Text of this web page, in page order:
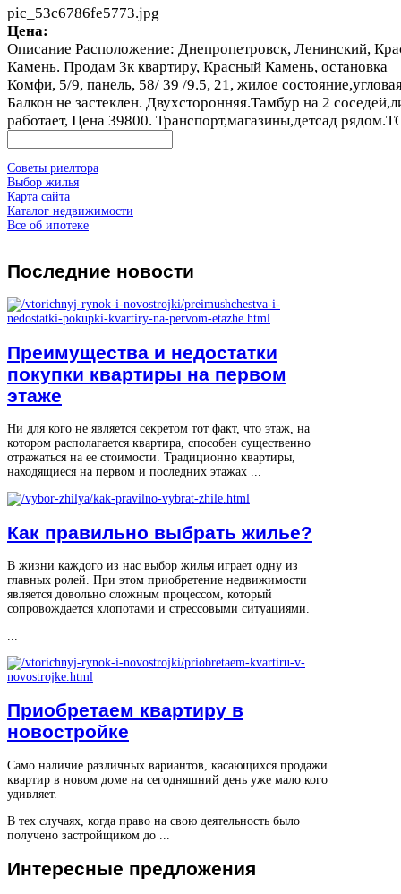
pic_53c6786fe5773.jpg
Цена:
Описание Расположение: Днепропетровск, Ленинский,
Камень. Продам 3к квартиру, Красный Камень, остановка
Комфи, 5/9, панель, 58/ 39 /9.5, 21, жилое
Балкон не застеклен. Двухсторонняя.Тамбур на 2
работает, Цена 39800. Транспорт,магазины,детсад
Советы риелтора
Выбор жилья
Карта сайта
Каталог недвижимости
Все об ипотеке
Последние новости
Преимущества и недостатки
покупки квартиры на первом
этаже
Ни для кого не является секретом тот факт, что этаж, на
котором располагается квартира, способен существенно
отражаться на ее стоимости. Традиционно квартиры,
находящиеся на первом и последних этажах ...
Как правильно выбрать жилье?
В жизни каждого из нас выбор жилья играет одну из
главных ролей. При этом приобретение недвижимости
является довольно сложным процессом, который
сопровождается хлопотами и стрессовыми ситуациями.
...
Приобретаем квартиру в
новостройке
Само наличие различных вариантов, касающихся продажи
квартир в новом доме на сегодняшний день уже мало кого
удивляет.
В тех случаях, когда право на свою деятельность было
получено застройщиком до ...
Интересные предложения